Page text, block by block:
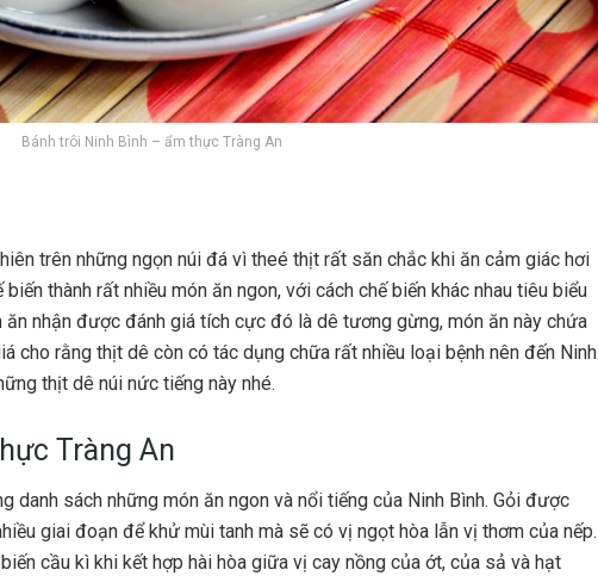
Bánh trôi Ninh Bình – ẩm thực Tràng An
trên những ngọn núi đá vì theé thịt rất săn chắc khi ăn cảm giác hơi
thành rất nhiều món ăn ngon, với cách chế biến khác nhau tiêu biểu
ăn nhận được đánh giá tích cực đó là dê tương gừng, món ăn này chứa
cho rằng thịt dê còn có tác dụng chữa rất nhiều loại bệnh nên đến Ninh
thịt dê núi nức tiếng này nhé.
Tràng An
danh sách những món ăn ngon và nổi tiếng của Ninh Bình. Gỏi được
giai đoạn để khử mùi tanh mà sẽ có vị ngọt hòa lẫn vị thơm của nếp.
cầu kì khi kết hợp hài hòa giữa vị cay nồng của ớt, của sả và hạt